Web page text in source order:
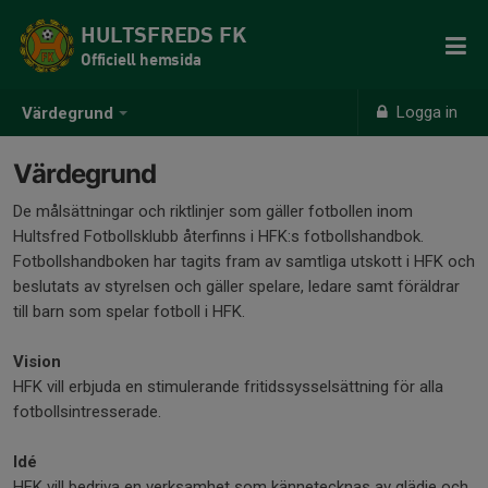
Värdegrund Logga in
HULTSFREDS FK
Officiell hemsida
Värdegrund
De målsättningar och riktlinjer som gäller fotbollen inom
Hultsfred Fotbollsklubb återfinns i HFK:s fotbollshandbok.
Fotbollshandboken har tagits fram av samtliga utskott i HFK och
beslutats av styrelsen och gäller spelare, ledare samt föräldrar
till barn som spelar fotboll i HFK.
Vision
HFK vill erbjuda en stimulerande fritidssysselsättning för alla
fotbollsintresserade.
Idé